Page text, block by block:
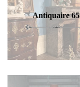
Antiquaire 65